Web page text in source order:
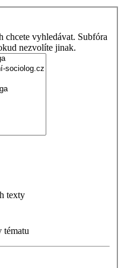
chcete vyhledávat. Subfóra
nezvolíte jinak.
texty
tématu